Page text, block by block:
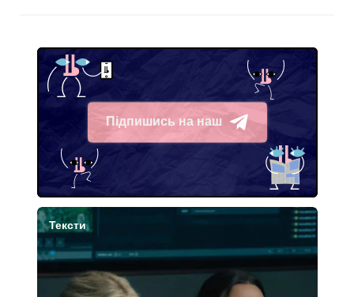
Підпишись на наш
Telegram
Тексти